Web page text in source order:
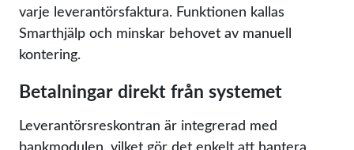
varje leverantörsfaktura. Funktionen kallas
Smarthjälp och minskar behovet av manuell
kontering.
Betalningar direkt från systemet
Leverantörsreskontran är integrerad med
bankmodulen, vilket gör det enkelt att hantera